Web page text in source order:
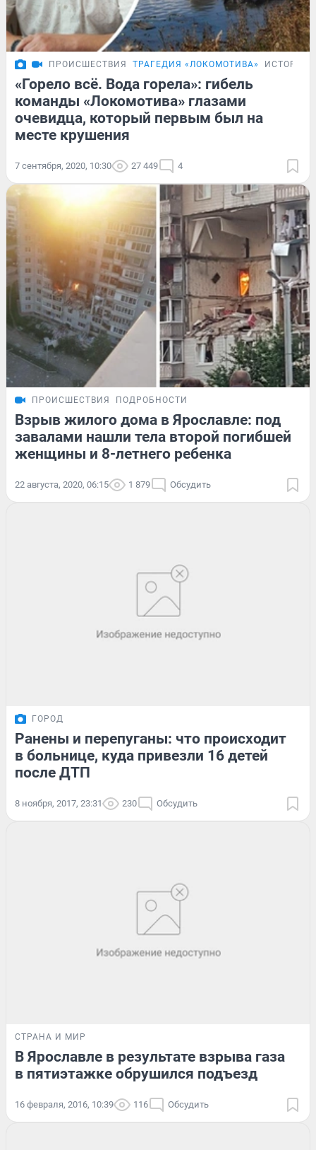
ПРОИСШЕСТВИЯ ТРАГЕДИЯ «ЛОКОМОТИВА» ИСТОРИИ
«Горело всё. Вода горела»: гибель
команды «Локомотива» глазами
очевидца, который первым был на
месте крушения
7 сентября, 2020, 10:30 27 449 4
ПРОИСШЕСТВИЯ ПОДРОБНОСТИ
Взрыв жилого дома в Ярославле: под
завалами нашли тела второй погибшей
женщины и 8-летнего ребенка
22 августа, 2020, 06:15 1 879 Обсудить
ГОРОД
Ранены и перепуганы: что происходит
в больнице, куда привезли 16 детей
после ДТП
8 ноября, 2017, 23:31 230 Обсудить
СТРАНА И МИР
В Ярославле в результате взрыва газа
в пятиэтажке обрушился подъезд
16 февраля, 2016, 10:39 116 Обсудить